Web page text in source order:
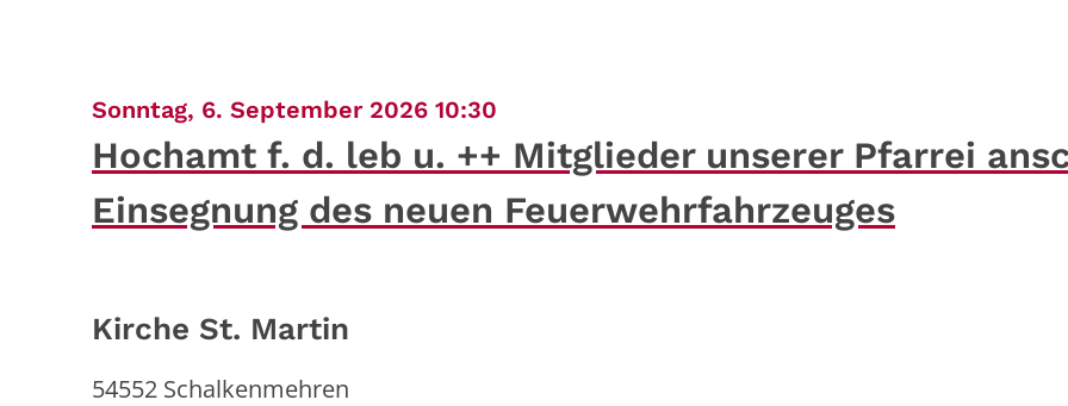
Sonntag, 6. September 2026 10:30
Hochamt f. d. leb u. ++ Mitglieder unserer Pfarrei
Einsegnung des neuen Feuerwehrfahrzeuges
Kirche St. Martin
54552 Schalkenmehren